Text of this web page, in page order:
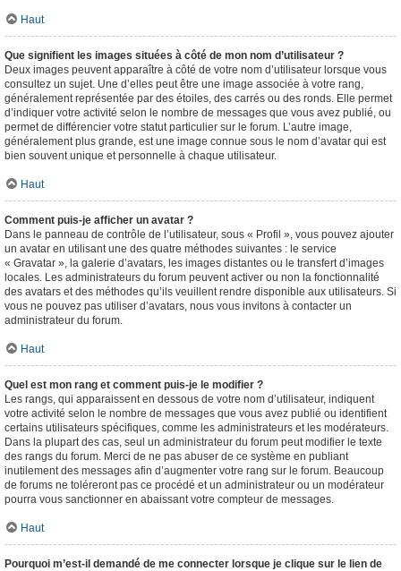
Haut
Que signifient les images situées à côté de mon nom d’utilisateur ?
Deux images peuvent apparaître à côté de votre nom d’utilisateur lorsque vous
consultez un sujet. Une d’elles peut être une image associée à votre rang,
généralement représentée par des étoiles, des carrés ou des ronds. Elle permet
d’indiquer votre activité selon le nombre de messages que vous avez publié, ou
permet de différencier votre statut particulier sur le forum. L’autre image,
généralement plus grande, est une image connue sous le nom d’avatar qui est
bien souvent unique et personnelle à chaque utilisateur.
Haut
Comment puis-je afficher un avatar ?
Dans le panneau de contrôle de l’utilisateur, sous « Profil », vous pouvez ajouter
un avatar en utilisant une des quatre méthodes suivantes : le service
« Gravatar », la galerie d’avatars, les images distantes ou le transfert d’images
locales. Les administrateurs du forum peuvent activer ou non la fonctionnalité
des avatars et des méthodes qu’ils veuillent rendre disponible aux utilisateurs. Si
vous ne pouvez pas utiliser d’avatars, nous vous invitons à contacter un
administrateur du forum.
Haut
Quel est mon rang et comment puis-je le modifier ?
Les rangs, qui apparaissent en dessous de votre nom d’utilisateur, indiquent
votre activité selon le nombre de messages que vous avez publié ou identifient
certains utilisateurs spécifiques, comme les administrateurs et les modérateurs.
Dans la plupart des cas, seul un administrateur du forum peut modifier le texte
des rangs du forum. Merci de ne pas abuser de ce système en publiant
inutilement des messages afin d’augmenter votre rang sur le forum. Beaucoup
de forums ne toléreront pas ce procédé et un administrateur ou un modérateur
pourra vous sanctionner en abaissant votre compteur de messages.
Haut
Pourquoi m’est-il demandé de me connecter lorsque je clique sur le lien de